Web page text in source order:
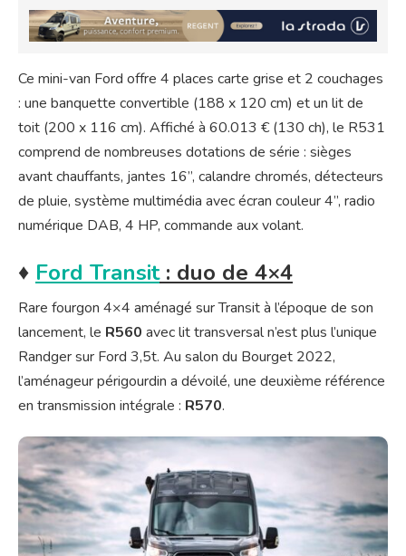
Ce mini-van Ford offre 4 places carte grise et 2 couchages
: une banquette convertible (188 x 120 cm) et un lit de
toit (200 x 116 cm). Affiché à 60.013 € (130 ch), le R531
comprend de nombreuses dotations de série : sièges
avant chauffants, jantes 16”, calandre chromés, détecteurs
de pluie, système multimédia avec écran couleur 4”, radio
numérique DAB, 4 HP, commande aux volant.
♦ Ford Transit: duo de 4×4
Rare fourgon 4×4 aménagé sur Transit à l’époque de son
lancement, le R560 avec lit transversal n’est plus l’unique
Randger sur Ford 3,5t. Au salon du Bourget 2022,
l’aménageur périgourdin a dévoilé, une deuxième référence
en transmission intégrale : R570.